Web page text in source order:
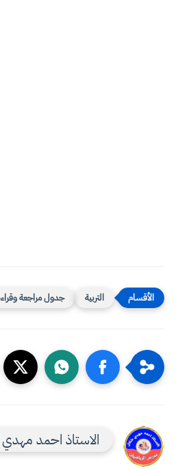
التربية جدول مراجعة
الاستاذ احمد مهدي ٢